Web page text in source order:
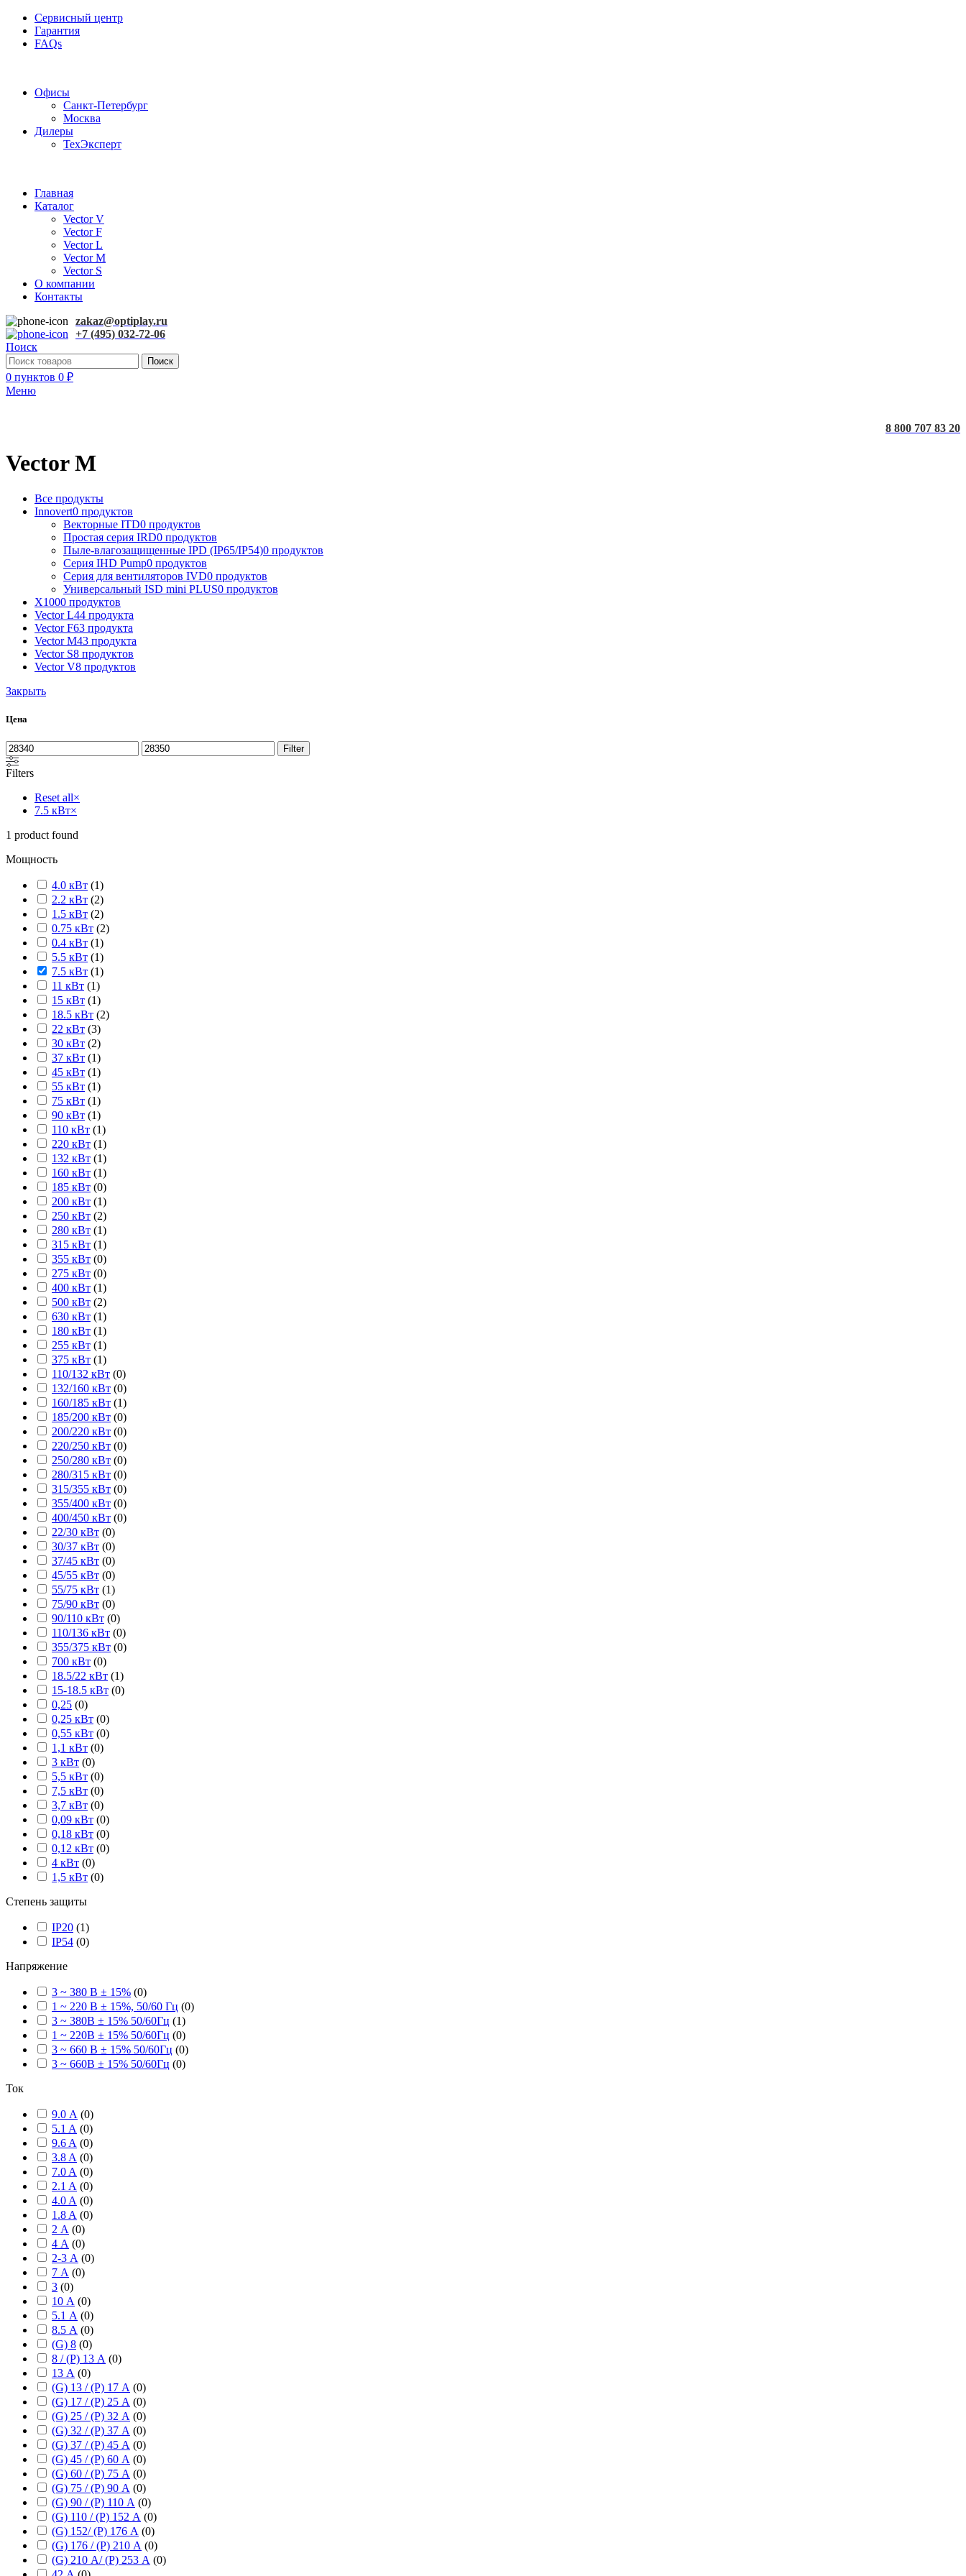
Сервисный центр
Гарантия
FAQs
Офисы
Санкт-Петербург
Москва
Дилеры
ТехЭксперт
Главная
Каталог
Vector V
Vector F
Vector L
Vector M
Vector S
О компании
Контакты
zakaz@optiplay.ru
+7 (495) 032-72-06
Поиск
Поиск
0 пунктов 0 ₽
Меню
8 800 707 83 20
Vector M
Все продукты
Innovert0 продуктов
Векторные ITD0 продуктов
Простая серия IRD0 продуктов
Пыле-влагозащищенные IPD (IP65/IP54)0 продуктов
Серия IHD Pump0 продуктов
Серия для вентиляторов IVD0 продуктов
Универсальный ISD mini PLUS0 продуктов
X1000 продуктов
Vector L44 продукта
Vector F63 продукта
Vector M43 продукта
Vector S8 продуктов
Vector V8 продуктов
Закрыть
Цена
Filter
Filters
Reset all×
7.5 кВт×
1 product found
Мощность
4.0 кВт (1)
2.2 кВт (2)
1.5 кВт (2)
0.75 кВт (2)
0.4 кВт (1)
5.5 кВт (1)
7.5 кВт (1)
11 кВт (1)
15 кВт (1)
18.5 кВт (2)
22 кВт (3)
30 кВт (2)
37 кВт (1)
45 кВт (1)
55 кВт (1)
75 кВт (1)
90 кВт (1)
110 кВт (1)
220 кВт (1)
132 кВт (1)
160 кВт (1)
185 кВт (0)
200 кВт (1)
250 кВт (2)
280 кВт (1)
315 кВт (1)
355 кВт (0)
275 кВт (0)
400 кВт (1)
500 кВт (2)
630 кВт (1)
180 кВт (1)
255 кВт (1)
375 кВт (1)
110/132 кВт (0)
132/160 кВт (0)
160/185 кВт (1)
185/200 кВт (0)
200/220 кВт (0)
220/250 кВт (0)
250/280 кВт (0)
280/315 кВт (0)
315/355 кВт (0)
355/400 кВт (0)
400/450 кВт (0)
22/30 кВт (0)
30/37 кВт (0)
37/45 кВт (0)
45/55 кВт (0)
55/75 кВт (1)
75/90 кВт (0)
90/110 кВт (0)
110/136 кВт (0)
355/375 кВт (0)
700 кВт (0)
18.5/22 кВт (1)
15-18.5 кВт (0)
0,25 (0)
0,25 кВт (0)
0,55 кВт (0)
1,1 кВт (0)
3 кВт (0)
5,5 кВт (0)
7,5 кВт (0)
3,7 кВт (0)
0,09 кВт (0)
0,18 кВт (0)
0,12 кВт (0)
4 кВт (0)
1,5 кВт (0)
Степень защиты
IP20 (1)
IP54 (0)
Напряжение
3 ~ 380 В ± 15% (0)
1 ~ 220 В ± 15%, 50/60 Гц (0)
3 ~ 380В ± 15% 50/60Гц (1)
1 ~ 220В ± 15% 50/60Гц (0)
3 ~ 660 В ± 15% 50/60Гц (0)
3 ~ 660В ± 15% 50/60Гц (0)
Ток
9.0 А (0)
5.1 A (0)
9.6 A (0)
3.8 A (0)
7.0 A (0)
2.1 A (0)
4.0 A (0)
1.8 A (0)
2 А (0)
4 А (0)
2-3 А (0)
7 А (0)
3 (0)
10 А (0)
5.1 А (0)
8.5 А (0)
(G) 8 (0)
8 / (P) 13 А (0)
13 А (0)
(G) 13 / (P) 17 А (0)
(G) 17 / (P) 25 А (0)
(G) 25 / (P) 32 А (0)
(G) 32 / (P) 37 А (0)
(G) 37 / (P) 45 А (0)
(G) 45 / (P) 60 А (0)
(G) 60 / (P) 75 А (0)
(G) 75 / (P) 90 А (0)
(G) 90 / (P) 110 А (0)
(G) 110 / (P) 152 А (0)
(G) 152/ (P) 176 А (0)
(G) 176 / (P) 210 А (0)
(G) 210 А/ (P) 253 А (0)